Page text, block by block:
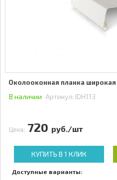
Околооконная планка
В наличии Артикул: IDH113
Цена: 720 руб./шт
КУПИТЬ В 1 КЛИК
Доступные варианты: